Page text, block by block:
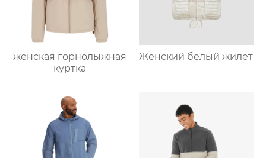
женская горнолыжная
куртка
Женский белый жилет